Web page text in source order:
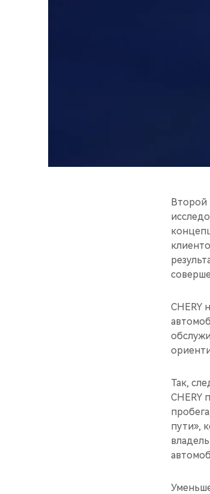
Второй
CHERY
Так,
CHERY
пути»,